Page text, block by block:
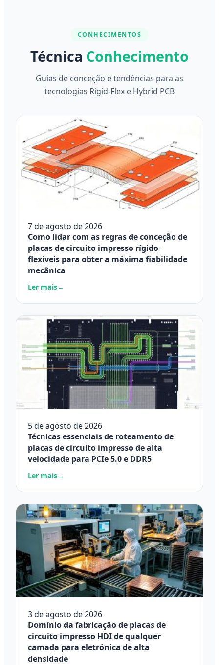
CONHECIMENTOS
Técnica Conhecimento
Guias de conceção e tendências para as
tecnologias Rigid-Flex e Hybrid PCB
7 de agosto de 2026
Como lidar com as regras de conceção de
placas de circuito impresso rígido-
flexíveis para obter a máxima fiabilidade
mecânica
Ler mais→
5 de agosto de 2026
Técnicas essenciais de roteamento de
placas de circuito impresso de alta
velocidade para PCIe 5.0 e DDR5
Ler mais→
3 de agosto de 2026
Domínio da fabricação de placas de
circuito impresso HDI de qualquer
camada para eletrónica de alta
densidade